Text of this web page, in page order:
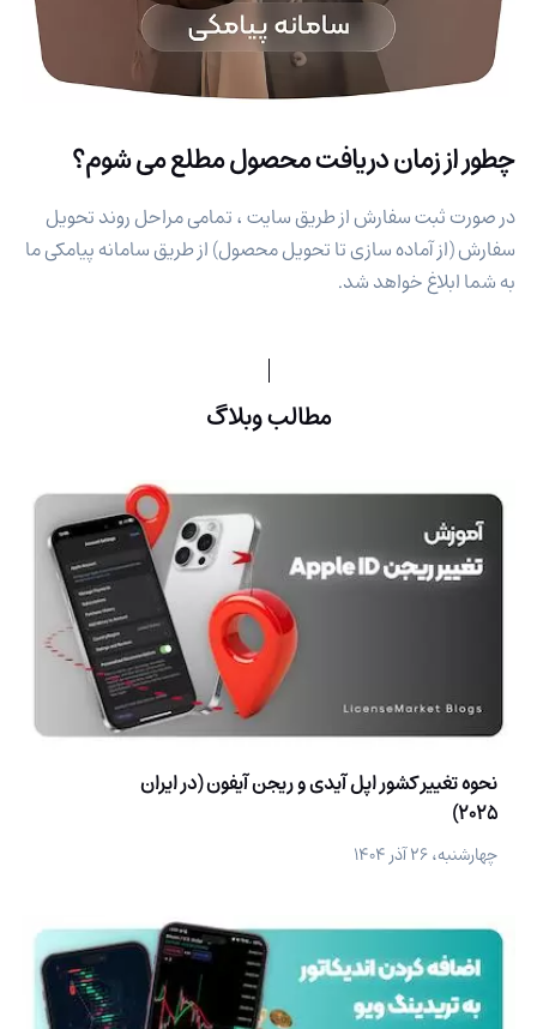
چطور از زمان دریافت محصول مطلع می شوم؟
در صورت ثبت سفارش از طریق سایت ، تمامی مراحل روند تحویل
سفارش (از آماده سازی تا تحویل محصول) از طریق سامانه پیامکی ما
به شما ابلاغ خواهد شد.
مطالب وبلاگ
نحوه تغییر کشور اپل آیدی و ریجن آیفون (در ایران
2025)
چهارشنبه، ۲۶ آذر ۱۴۰۴